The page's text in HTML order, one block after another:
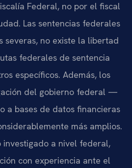
Federal, no por el fiscal
Las sentencias federales
severas, no existe la libertad
federales de sentencia
específicos. Además, los
del gobierno federal —
a bases de datos financieras
más amplios.
investigado a nivel federal,
con experiencia ante el